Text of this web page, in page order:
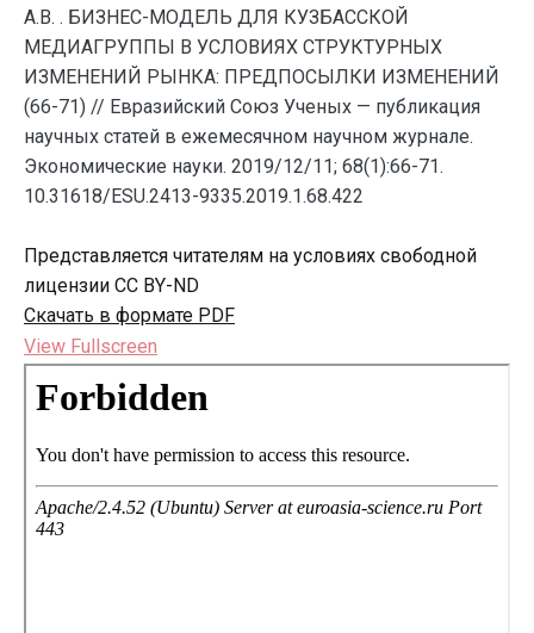
А.В. . БИЗНЕС-МОДЕЛЬ ДЛЯ КУЗБАССКОЙ
МЕДИАГРУППЫ В УСЛОВИЯХ СТРУКТУРНЫХ
ИЗМЕНЕНИЙ РЫНКА: ПРЕДПОСЫЛКИ ИЗМЕНЕНИЙ
(66-71) // Евразийский Союз Ученых — публикация
научных статей в ежемесячном научном журнале.
Экономические науки. 2019/12/11; 68(1):66-71.
10.31618/ESU.2413-9335.2019.1.68.422
Представляется читателям на условиях свободной
лицензии CC BY-ND
Скачать в формате PDF
View Fullscreen
Перейти
содержимому